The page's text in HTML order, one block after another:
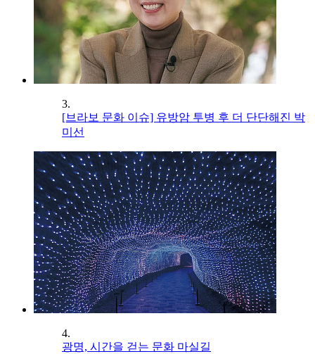
3.
[브라보 문화 이슈] 유방암 투병 후 더 단단해진 박
미선
4.
광명, 시간을 걷는 문화 마실길